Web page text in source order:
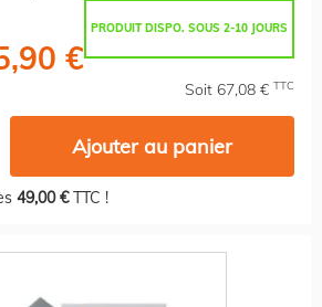
PRODUIT DISPO. SOUS 2-10 JOURS
€
Soit 67,08 € TTC
Ajouter au panier
49,00 €TTC !